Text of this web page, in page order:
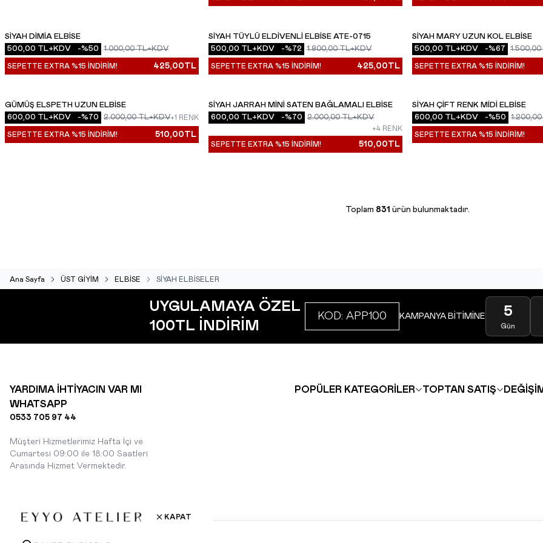
YENI
SIYAH DIMIA ELBISE
500,00 TL+KDV -%50 1.000,00TL+KDV
SEPETTE EXTRA %15 İNDİRİM! 425,00TL
YENI
SIYAH TÜYLÜ ELDIVENLI ELBISE ATE-0715
500,00 TL+KDV -%72 1.800,00TL+KDV
SEPETTE EXTRA %15 İNDİRİM! 425,00TL
YENI
SIYAH MARY UZUN KOL ELBISE
500,00 TL+KDV -%67 1.500,00
SEPETTE EXTRA %15 İNDİRİM!
YENI
GÜMÜŞ ELSPETH UZUN ELBISE
600,00 TL+KDV -%70 2.000,00TL+KDV+1 RENK
SEPETTE EXTRA %15 İNDİRİM! 510,00TL
YENI
SIYAH JARRAH MINI SATEN BAĞLAMALI ELBISE
600,00 TL+KDV -%70 2.000,00TL+KDV
+4 RENK
SEPETTE EXTRA %15 İNDİRİM! 510,00TL
YENI
SIYAH ÇIFT RENK MIDI ELBISE
600,00 TL+KDV -%50 1.200,00
SEPETTE EXTRA %15 İNDİRİM!
Toplam 831 ürün bulunmaktadır.
Ana Sayfa ÜST GİYİM ELBİSE SİYAH ELBİSELER
UYGULAMAYA ÖZEL
100TL İNDİRİM
KOD: APP100 KAMPANYA BİTİMİNE 5
Gün
YARDIMA İHTİYACIN VAR MI
WHATSAPP
0533 705 97 44
Müşteri Hizmetlerimiz Hafta İçi ve
Cumartesi 09:00 ile 18:00 Saatleri
Arasında Hizmet Vermektedir.
POPÜLER KATEGORİLER TOPTAN SATIŞ
KAPAT